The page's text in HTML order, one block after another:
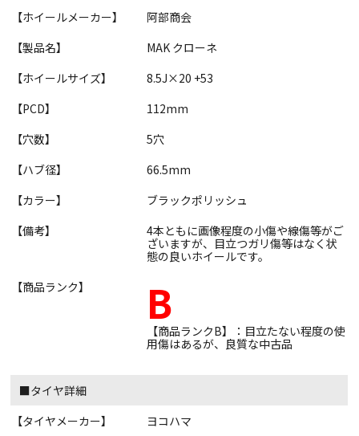
【ホイールメーカー】
阿部商会
【製品名】
MAK クローネ
【ホイールサイズ】
8.5J×20 +53
【PCD】
112mm
【穴数】
5穴
【ハブ径】
66.5mm
【カラー】
ブラックポリッシュ
【備考】
4本ともに画像程度の小傷や線傷等がご
ざいますが、目立つガリ傷等はなく状
態の良いホイールです。
【商品ランク】
B
【商品ランクB】：目立たない程度の使
用傷はあるが、良質な中古品
■タイヤ詳細
【タイヤメーカー】
ヨコハマ